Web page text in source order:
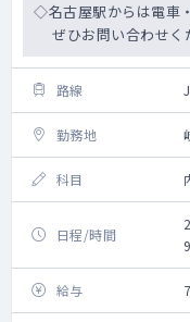
◇名古屋駅からは電車
ぜひお問い合わせく
路線
勤務地
科目
日程/時間
給与